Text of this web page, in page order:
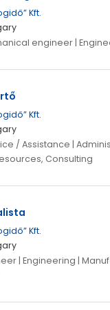
Kft.
engineer |
Kft.
/ Assistance |
Consulting
Kft.
| Engineering |